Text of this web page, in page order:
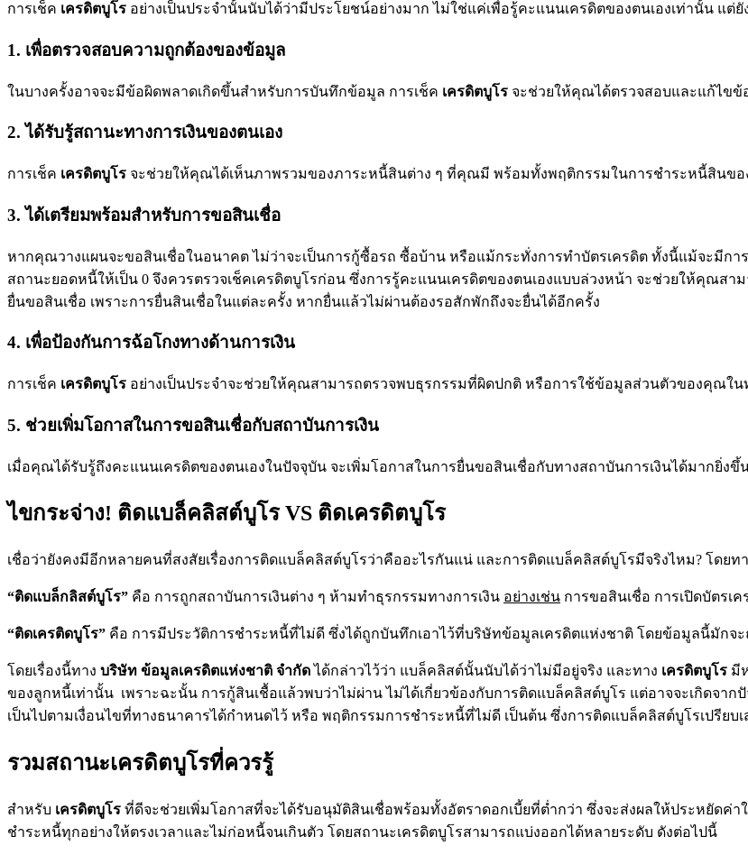
การเช็ค เครดิตบูโร อย่างเป็นประจำนั้นนับได้ว่ามีประโยชน์อย่างมาก ไม่ใช่แค่เพื่อรู้คะแนนเครดิตของตนเองเท่านั้น แต่
1. เพื่อตรวจสอบความถูกต้องของข้อมูล
ในบางครั้งอาจจะมีข้อผิดพลาดเกิดขึ้นสำหรับการบันทึกข้อมูล การเช็ค เครดิตบูโร จะช่วยให้คุณได้ตรวจสอบและแก้ไข
2. ได้รับรู้สถานะทางการเงินของตนเอง
การเช็ค เครดิตบูโร จะช่วยให้คุณได้เห็นภาพรวมของภาระหนี้สินต่าง ๆ ที่คุณมี พร้อมทั้งพฤติกรรมในการชำระหนี้สินขอ
3. ได้เตรียมพร้อมสำหรับการขอสินเชื่อ
หากคุณวางแผนจะขอสินเชื่อในอนาคต ไม่ว่าจะเป็นการกู้ซื้อรถ ซื้อบ้าน หรือแม้กระทั่งการทำบัตรเครดิต ทั้งนี้แม้จะมีก
สถานะยอดหนี้ให้เป็น 0 จึงควรตรวจเช็คเครดิตบูโรก่อน ซึ่งการรู้คะแนนเครดิตของตนเองแบบล่วงหน้า จะช่วยให้คุณส
ยื่นขอสินเชื่อ เพราะการยื่นสินเชื่อในแต่ละครั้ง หากยื่นแล้วไม่ผ่านต้องรอสักพักถึงจะยื่นได้อีกครั้ง
4. เพื่อป้องกันการฉ้อโกงทางด้านการเงิน
การเช็ค เครดิตบูโร อย่างเป็นประจำจะช่วยให้คุณสามารถตรวจพบธุรกรรมที่ผิดปกติ หรือการใช้ข้อมูลส่วนตัวของคุณใน
5. ช่วยเพิ่มโอกาสในการขอสินเชื่อกับสถาบันการเงิน
เมื่อคุณได้รับรู้ถึงคะแนนเครดิตของตนเองในปัจจุบัน จะเพิ่มโอกาสในการยื่นขอสินเชื่อกับทางสถาบันการเงินได้มากยิ่งขึ้
ไขกระจ่าง! ติดแบล็คลิสต์บูโร VS ติดเครดิตบูโร
เชื่อว่ายังคงมีอีกหลายคนที่สงสัยเรื่องการติดแบล็คลิสต์บูโรว่าคืออะไรกันแน่ และการติดแบล็คลิสต์บูโรมีจริงไหม? โดยท
“ติดแบล็กลิสต์บูโร” คือ การถูกสถาบันการเงินต่าง ๆ ห้ามทำธุรกรรมทางการเงิน อย่างเช่น การขอสินเชื่อ การเปิดบัตรเ
“ติดเครติดบูโร” คือ การมีประวัติการชำระหนี้ที่ไม่ดี ซึ่งได้ถูกบันทึกเอาไว้ที่บริษัทข้อมูลเครดิตแห่งชาติ โดยข้อมูลนี้มักจ
โดยเรื่องนี้ทาง บริษัท ข้อมูลเครดิตแห่งชาติ จำกัดได้กล่าวไว้ว่า แบล็คลิสต์นั้นนับได้ว่าไม่มีอยู่จริง และทาง เครดิตบูโร มี
ของลูกหนี้เท่านั้น เพราะฉะนั้น การกู้สินเชื้อแล้วพบว่าไม่ผ่าน ไม่ได้เกี่ยวข้องกับการติดแบล็คลิสต์บูโร แต่อาจจะเกิดจากปั
เป็นไปตามเงื่อนไขที่ทางธนาคารได้กำหนดไว้ หรือ พฤติกรรมการชำระหนี้ที่ไม่ดี เป็นต้น ซึ่งการติดแบล็คลิสต์บูโรเปรีย
รวมสถานะเครดิตบูโรที่ควรรู้
สำหรับ เครดิตบูโร ที่ดีจะช่วยเพิ่มโอกาสที่จะได้รับอนุมัติสินเชื่อพร้อมทั้งอัตราดอกเบี้ยที่ต่ำกว่า ซึ่งจะส่งผลให้ประหยัดค่
ชำระหนี้ทุกอย่างให้ตรงเวลาและไม่ก่อหนี้จนเกินตัว โดยสถานะเครดิตบูโรสามารถแบ่งออกได้หลายระดับ ดังต่อไปนี้